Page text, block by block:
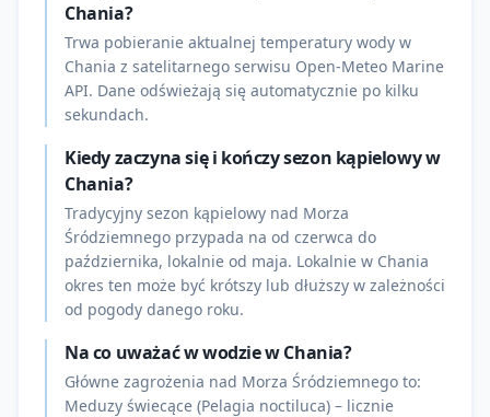
Chania?
Trwa pobieranie aktualnej temperatury wody w
Chania z satelitarnego serwisu Open-Meteo Marine
API. Dane odświeżają się automatycznie po kilku
sekundach.
Kiedy zaczyna się i kończy sezon kąpielowy w
Chania?
Tradycyjny sezon kąpielowy nad Morza
Śródziemnego przypada na od czerwca do
października, lokalnie od maja. Lokalnie w Chania
okres ten może być krótszy lub dłuższy w zależności
od pogody danego roku.
Na co uważać w wodzie w Chania?
Główne zagrożenia nad Morza Śródziemnego to:
Meduzy świecące (Pelagia noctiluca) – licznie